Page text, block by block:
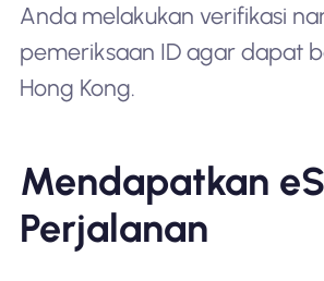
Anda melakukan verifikasi
pemeriksaan ID agar dapat
Hong Kong.
Mendapatkan
Perjalanan